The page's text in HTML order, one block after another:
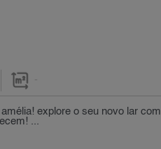
-
explore o seu novo lar com
...